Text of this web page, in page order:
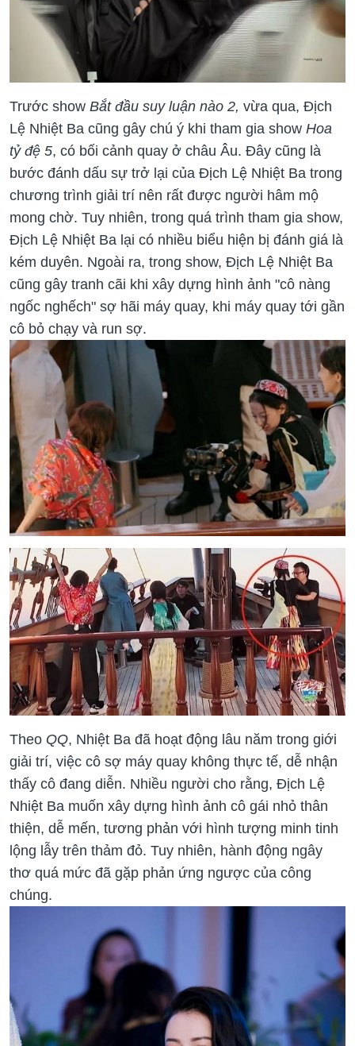
Trước show Bắt đầu suy luận nào 2, vừa qua, Địch
Lệ Nhiệt Ba cũng gây chú ý khi tham gia show Hoa
tỷ đệ 5, có bối cảnh quay ở châu Âu. Đây cũng là
bước đánh dấu sự trở lại của Địch Lệ Nhiệt Ba trong
chương trình giải trí nên rất được người hâm mộ
mong chờ. Tuy nhiên, trong quá trình tham gia show,
Địch Lệ Nhiệt Ba lại có nhiều biểu hiện bị đánh giá là
kém duyên. Ngoài ra, trong show, Địch Lệ Nhiệt Ba
cũng gây tranh cãi khi xây dựng hình ảnh "cô nàng
ngốc nghếch" sợ hãi máy quay, khi máy quay tới gần
cô bỏ chạy và run sợ.
Theo QQ, Nhiệt Ba đã hoạt động lâu năm trong giới
giải trí, việc cô sợ máy quay không thực tế, dễ nhận
thấy cô đang diễn. Nhiều người cho rằng, Địch Lệ
Nhiệt Ba muốn xây dựng hình ảnh cô gái nhỏ thân
thiện, dễ mến, tương phản với hình tượng minh tinh
lộng lẫy trên thảm đỏ. Tuy nhiên, hành động ngây
thơ quá mức đã gặp phản ứng ngược của công
chúng.